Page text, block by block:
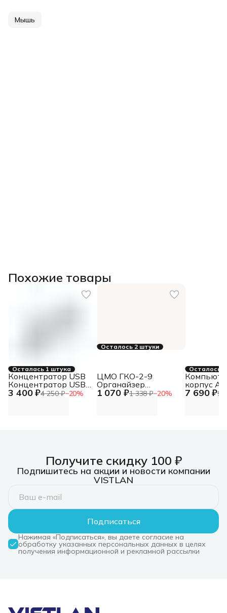
Мышь
Похожие товары
Осталась 1 штука
3 400 ₽4 250 ₽−20%
Концентратор USB
Концентратор USB
3.0, 7xUSB 3.0,
Осталось 2 штуки
1 070 ₽1 338 ₽−20%
ЦМО ГКО-2-9
Органайзер
кабельный
Осталось
7 690 ₽9
корпус
PRO
Получите скидку 100 ₽
Подпишитесь на акции и новости компании
VISTLAN
Подписаться
Нажимая «Подписаться», вы даете согласие на
обработку указанных персональных данных в целях
получения информационной и рекламной рассылки